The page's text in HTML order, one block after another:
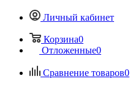
Личный кабинет
Корзина0
Отложенные0
Сравнение товаров0